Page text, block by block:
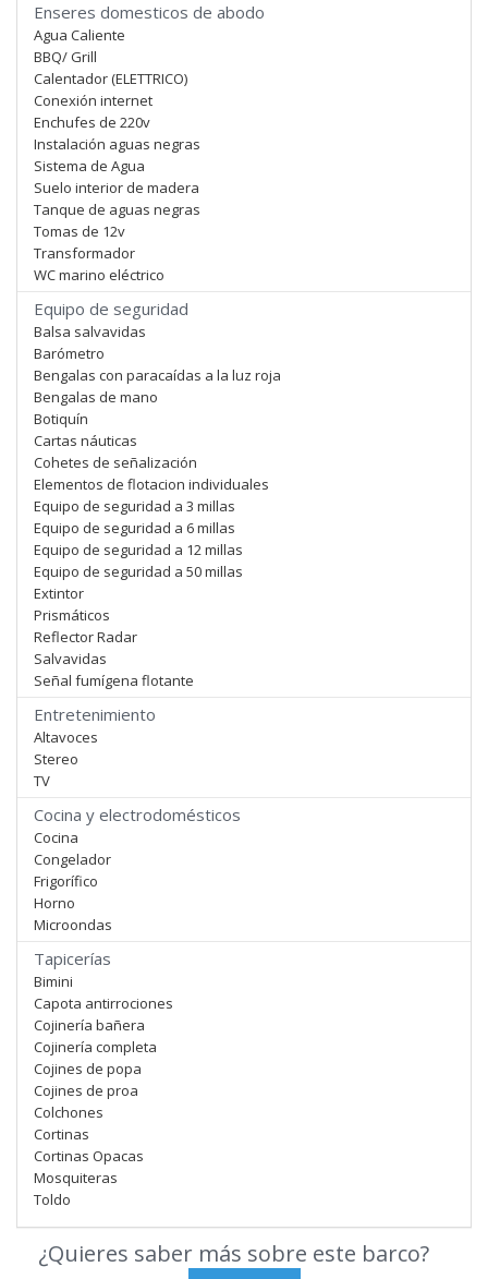
Enseres domesticos de abodo
Agua Caliente
BBQ/ Grill
Calentador (ELETTRICO)
Conexión internet
Enchufes de 220v
Instalación aguas negras
Sistema de Agua
Suelo interior de madera
Tanque de aguas negras
Tomas de 12v
Transformador
WC marino eléctrico
Equipo de seguridad
Balsa salvavidas
Barómetro
Bengalas con paracaídas a la luz roja
Bengalas de mano
Botiquín
Cartas náuticas
Cohetes de señalización
Elementos de flotacion individuales
Equipo de seguridad a 3 millas
Equipo de seguridad a 6 millas
Equipo de seguridad a 12 millas
Equipo de seguridad a 50 millas
Extintor
Prismáticos
Reflector Radar
Salvavidas
Señal fumígena flotante
Entretenimiento
Altavoces
Stereo
TV
Cocina y electrodomésticos
Cocina
Congelador
Frigorífico
Horno
Microondas
Tapicerías
Bimini
Capota antirrociones
Cojinería bañera
Cojinería completa
Cojines de popa
Cojines de proa
Colchones
Cortinas
Cortinas Opacas
Mosquiteras
Toldo
¿Quieres saber más sobre este barco?